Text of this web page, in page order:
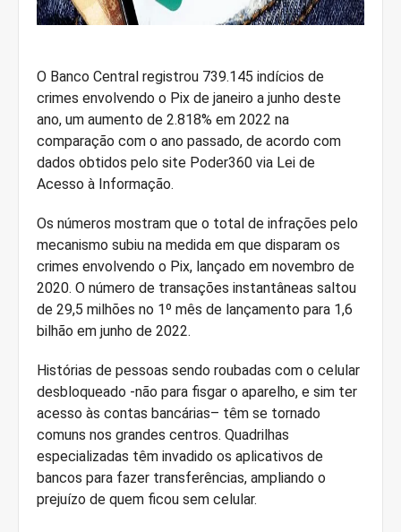
O Banco Central registrou 739.145 indícios de
crimes envolvendo o Pix de janeiro a junho deste
ano, um aumento de 2.818% em 2022 na
comparação com o ano passado, de acordo com
dados obtidos pelo site Poder360 via Lei de
Acesso à Informação.
Os números mostram que o total de infrações pelo
mecanismo subiu na medida em que disparam os
crimes envolvendo o Pix, lançado em novembro de
2020. O número de transações instantâneas saltou
de 29,5 milhões no 1º mês de lançamento para 1,6
bilhão em junho de 2022.
Histórias de pessoas sendo roubadas com o celular
desbloqueado -não para fisgar o aparelho, e sim ter
acesso às contas bancárias– têm se tornado
comuns nos grandes centros. Quadrilhas
especializadas têm invadido os aplicativos de
bancos para fazer transferências, ampliando o
prejuízo de quem ficou sem celular.